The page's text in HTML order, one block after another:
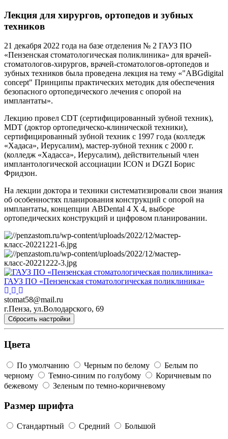
Лекция для хирургов, ортопедов и зубных
техников
21 декабря 2022 года на базе отделения № 2 ГАУЗ ПО
«Пензенская стоматологическая поликлиника» для врачей-
стоматологов-хирургов, врачей-стоматологов-ортопедов и
зубных техников была проведена лекция на тему «"ABGdigital
concept" Принципы практических методик для обеспечения
безопасного ортопедического лечения с опорой на
имплантаты».
Лекцию провел CDT (сертифицированный зубной техник),
MDT (доктор ортопедическо-клинической техники),
сертифицированный зубной техник с 1997 года (колледж
«Хадаса», Иерусалим), мастер-зубной техник с 2000 г.
(колледж «Хадасса», Иерусалим), действительный член
имплантологической ассоциации ICON и DGZI Борис
Фридзон.
На лекции доктора и техники систематизировали свои знания
об особенностях планирования конструкций с опорой на
имплантаты, концепции ABDental 4 X 4, выборе
ортопедических конструкций и цифровом планировании.
ГАУЗ ПО «Пензенская стоматологическая поликлиника»
stomat58@mail.ru
г.Пенза, ул.Володарского, 69
Сбросить настройки
Цвета
По умолчанию Черным по белому
Белым по
черному
Темно-синим по голубому
Коричневым по
бежевому
Зеленым по темно-коричневому
Размер шрифта
Стандартный Средний Большой